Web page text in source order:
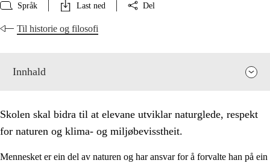
Språk Last ned Del
Til historie og filosofi
Innhald
Skolen skal bidra til at elevane utviklar naturglede, respekt
for naturen og klima- og miljøbevisstheit.
Mennesket er ein del av naturen og har ansvar for å forvalte han på ein